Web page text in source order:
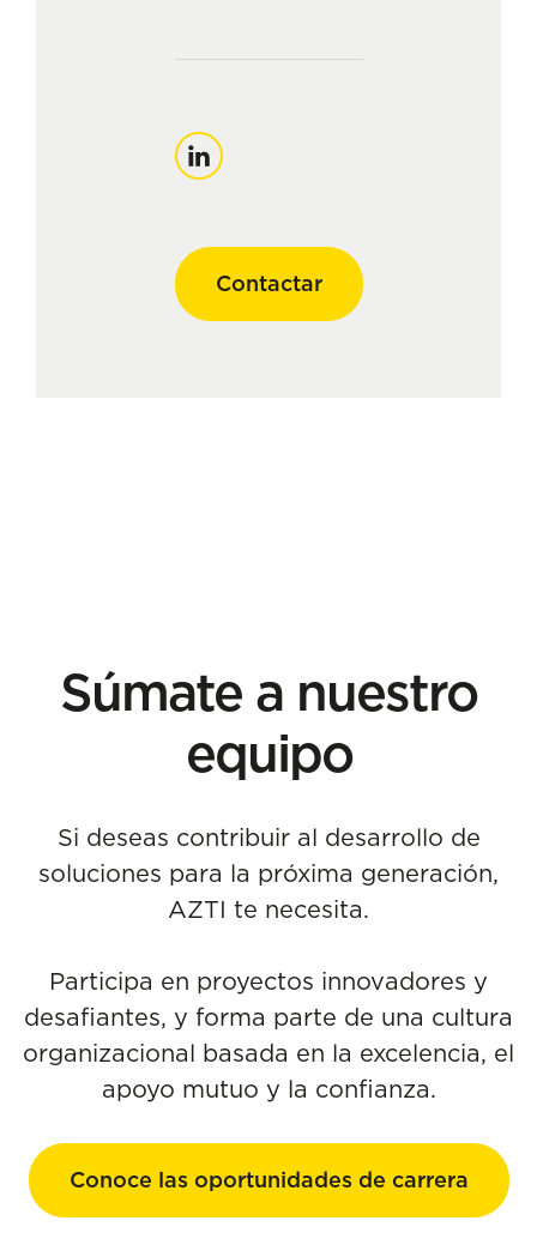
Linkedin
Contactar
Súmate a nuestro
equipo
Si deseas contribuir al desarrollo de
soluciones para la próxima generación,
AZTI te necesita.
Participa en proyectos innovadores y
desafiantes, y forma parte de una cultura
organizacional basada en la excelencia, el
apoyo mutuo y la confianza.
Conoce las oportunidades de carrera